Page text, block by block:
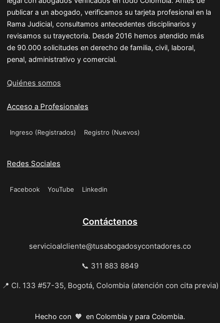
publicar a un abogado, verificamos su tarjeta profesional en la
Rama Judicial, consultamos antecedentes disciplinarios y
revisamos su trayectoria. Desde 2016 hemos atendido más
de 90.000 solicitudes en derecho de familia, civil, laboral,
penal, administrativo y comercial.
Quiénes somos
Acceso a Profesionales
Ingreso (Registrados) Registro (Nuevos)
Redes Sociales
Facebook YouTube Linkedin
Contáctenos
servicioalcliente@tusabogadosycontadores.co
📞 311 883 8849
📍 Cl. 133 #57-35, Bogotá, Colombia (atención con cita previa)
Hecho con 🧡 en Colombia y para Colombia.